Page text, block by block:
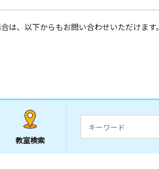
は、以下からもお問い合わせいただけます。
教室検索